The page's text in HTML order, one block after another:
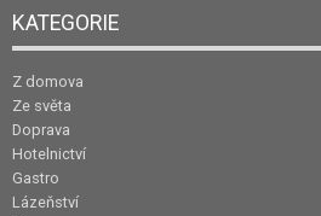
KATEGORIE
Z domova
Ze světa
Doprava
Hotelnictví
Gastro
Lázeňství